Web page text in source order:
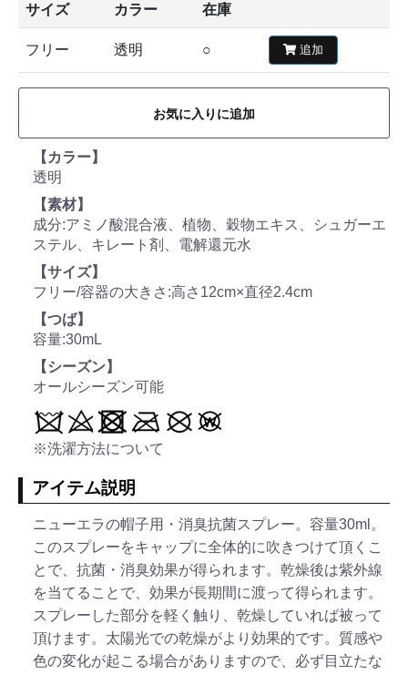
サイズ カラー 在庫
フリー 透明 ○ 追加
お気に入りに追加
【カラー】
透明
【素材】
成分:アミノ酸混合液、植物、穀物エキス、シュガーエ
ステル、キレート剤、電解還元水
【サイズ】
フリー/容器の大きさ:高さ12cm×直径2.4cm
【つば】
容量:30mL
【シーズン】
オールシーズン可能
※洗濯方法について
アイテム説明
ニューエラの帽子用・消臭抗菌スプレー。容量30ml。
このスプレーをキャップに全体的に吹きつけて頂くこ
とで、抗菌・消臭効果が得られます。乾燥後は紫外線
を当てることで、効果が長期間に渡って得られます。
スプレーした部分を軽く触り、乾燥していれば被って
頂けます。太陽光での乾燥がより効果的です。質感や
色の変化が起こる場合がありますので、必ず目立たな